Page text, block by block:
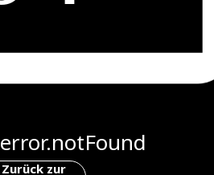
Zurück zur